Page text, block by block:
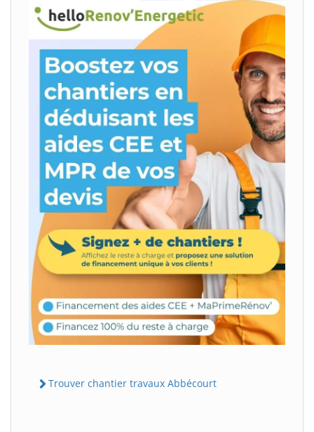
Trouver chantier travaux Abbécourt